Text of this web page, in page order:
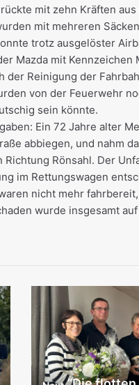
mit zehn Kräften
mit mehreren
trotz ausgelöster
Mazda mit Kennzeichen
Reinigung der
von der Feuerwehr
sein könnte.
Ein 72 Jahre alter
abbiegen, und nahm
Rönsahl. Der
im Rettungswagen
nicht mehr
wurde insgesamt